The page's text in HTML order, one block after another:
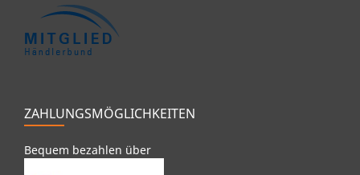
ZAHLUNGSMÖGLICHKEITEN
Bequem bezahlen über